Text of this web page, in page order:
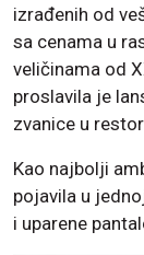
izrađenih od
sa cenama u
veličinama od
proslavila je
zvanice u
Kao najbolji
pojavila u
i uparene